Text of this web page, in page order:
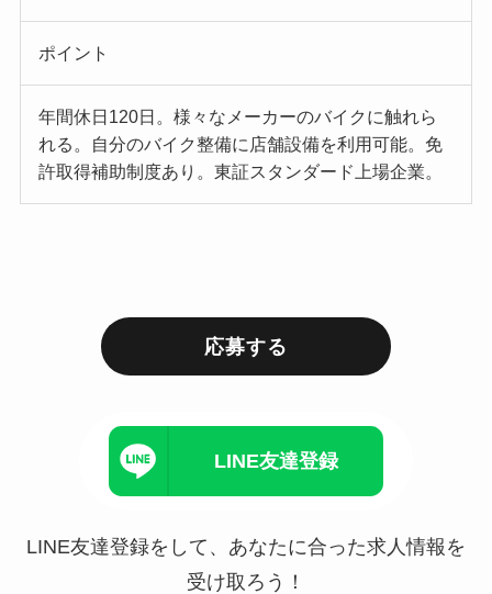
ポイント
年間休日120日。様々なメーカーのバイクに触れら
れる。自分のバイク整備に店舗設備を利用可能。免
許取得補助制度あり。東証スタンダード上場企業。
応募する
LINE友達登録
LINE友達登録をして、あなたに合った求人情報を
受け取ろう！